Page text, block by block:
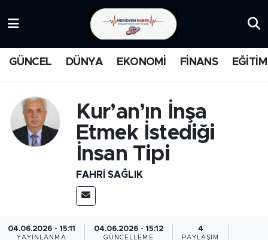
GÜNCEL DÜNYA EKONOMİ FİNANS EĞİTİM
Kur’an’ın İnşa
Etmek İstediği
İnsan Tipi
FAHRI SAĞLIK
04.06.2026 - 15:11
YAYINLANMA
04.06.2026 - 15:12
GÜNCELLEME
4
PAYLAŞIM
MANŞET
MEDYA
GÜNCEL
İstanbul Namaz Vakitleri
Trafik Durumu
Süper Lig Puan Durumu ve Fikstür
Tüm Manşetler
Son Dakika Haberleri